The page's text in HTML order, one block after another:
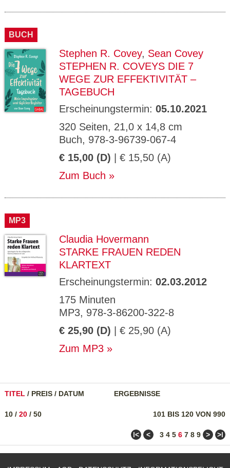
BUCH
Stephen R. Covey, Sean Covey
STEPHEN R. COVEYS DIE 7
WEGE ZUR EFFEKTIVITÄT –
TAGEBUCH
Erscheinungstermin: 05.10.2021
320 Seiten, 21,0 x 14,8 cm
Buch, 978-3-96739-067-4
€ 15,00 (D) | € 15,50 (A)
Zum Buch
MP3
Claudia Hovermann
STARKE FRAUEN REDEN
KLARTEXT
Erscheinungstermin: 02.03.2012
175 Minuten
MP3, 978-3-86200-322-8
€ 25,90 (D) | € 25,90 (A)
Zum MP3
TITEL / PREIS / DATUM ERGEBNISSE
101 BIS 120 VON 990
10 / 20 / 50
ǀ< < 3 4 5 6 7 8 9 > >ǀ